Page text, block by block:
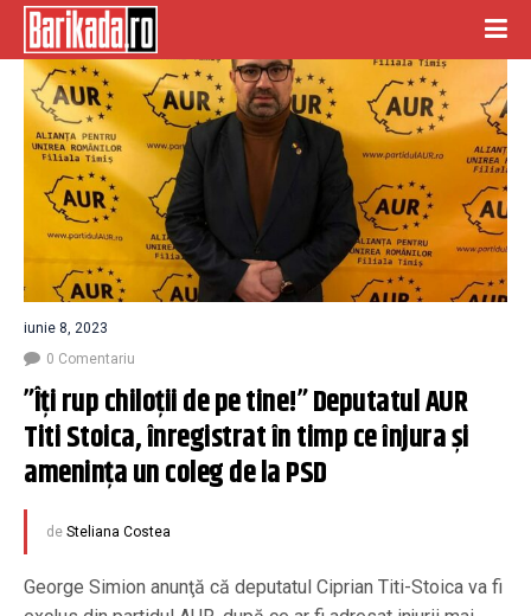
iunie 8, 2023
0 Comentariu
”Îți rup chiloții de pe tine!” Deputatul AUR
Titi Stoica, înregistrat în timp ce înjura și
amenința un coleg de la PSD
de Steliana Costea
George Simion anunţă că deputatul Ciprian Titi-Stoica va fi